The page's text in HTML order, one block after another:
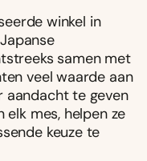
winkel in
samen met
veel waarde aan
aandacht te geven
mes, helpen ze
keuze te